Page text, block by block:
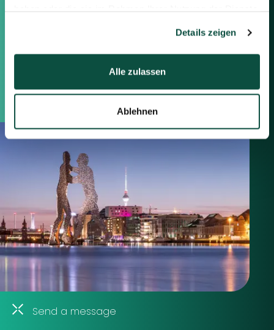
Details zeigen
Alle zulassen
Ablehnen
Saxenhammer Corporate Finance GmbH
+49 30 755 40 87-0
Send a message